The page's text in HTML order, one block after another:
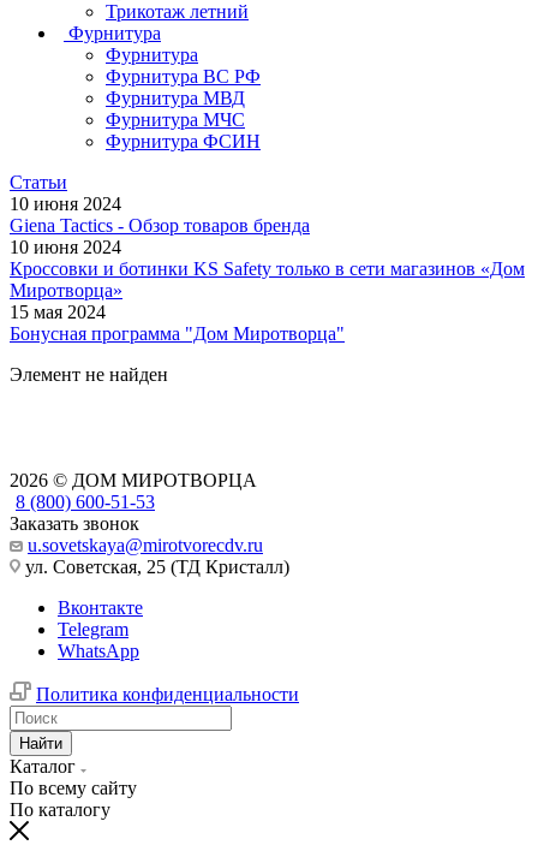
Трикотаж летний
Фурнитура
Фурнитура
Фурнитура ВС РФ
Фурнитура МВД
Фурнитура МЧС
Фурнитура ФСИН
Статьи
10 июня 2024
Giena Tactics - Обзор товаров бренда
10 июня 2024
Кроссовки и ботинки KS Safety только в сети магазинов «Дом
Миротворца»
15 мая 2024
Бонусная программа "Дом Миротворца"
Элемент не найден
2026 © ДОМ МИРОТВОРЦА
8 (800) 600-51-53
Заказать звонок
u.sovetskaya@mirotvorecdv.ru
ул. Советская, 25 (ТД Кристалл)
Вконтакте
Telegram
WhatsApp
Политика конфиденциальности
Найти
Каталог
По всему сайту
По каталогу